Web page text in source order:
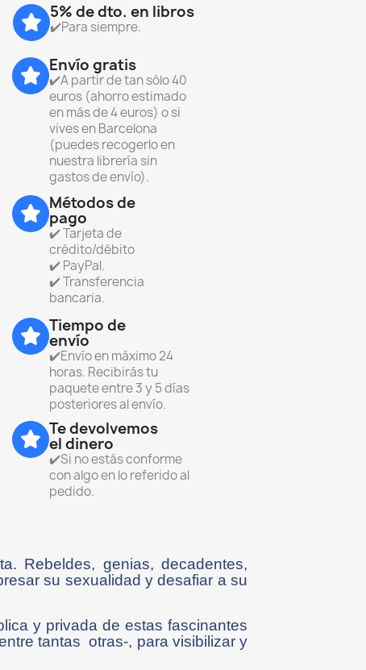
5% de dto. en libros
✔️Para siempre.
Envío gratis
✔️A partir de tan sólo 40
euros (ahorro estimado
en más de 4 euros) o si
vives en Barcelona
(puedes recogerlo en
nuestra librería sin
gastos de envío).
Métodos de
pago
✔️ Tarjeta de
crédito/débito
✔️ PayPal.
✔️ Transferencia
bancaria.
Tiempo de
envío
✔️Envío en máximo 24
horas. Recibirás tu
paquete entre 3 y 5 días
posteriores al envío.
Te devolvemos
el dinero
✔️Si no estás conforme
con algo en lo referido al
pedido.
Rebeldes, genias, decadentes,
su sexualidad y desafiar a su
y privada de estas fascinantes
tantas otras-, para visibilizar y